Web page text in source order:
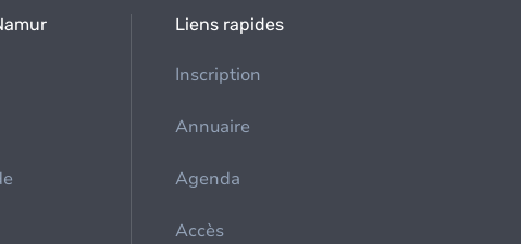
Liens rapides
Inscription
Annuaire
Agenda
Accès